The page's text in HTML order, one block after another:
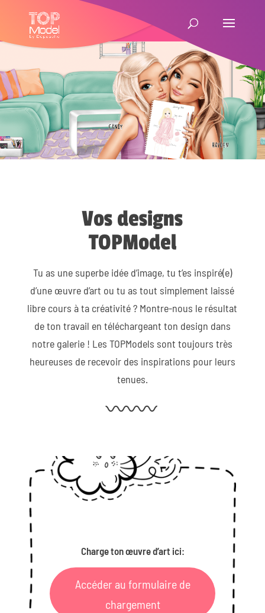
Vos designs
TOPModel
Tu as une superbe idée d’image, tu t’es inspiré(e)
d’une œuvre d’art ou tu as tout simplement laissé
libre cours à ta créativité ? Montre-nous le résultat
de ton travail en téléchargeant ton design dans
notre galerie ! Les TOPModels sont toujours très
heureuses de recevoir des inspirations pour leurs
tenues.
Charge ton œuvre d’art ici:
Accéder au formulaire de
chargement